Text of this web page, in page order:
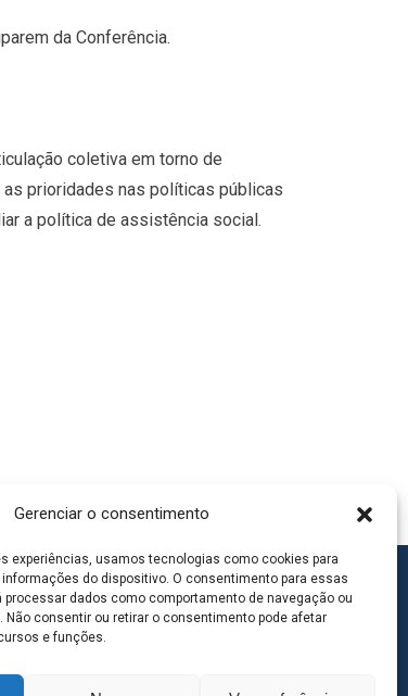
Gerenciar o consentimento
experiências, usamos tecnologias como cookies para
do dispositivo. O consentimento para essas
dados como comportamento de navegação ou
Não consentir ou retirar o consentimento pode afetar
e funções.
da Conferência.
coletiva em torno de
prioridades nas políticas públicas
a política de assistência social.